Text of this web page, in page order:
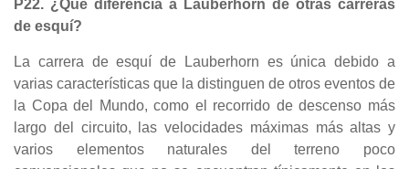
P22. ¿Qué diferencia a Lauberhorn de otras carreras
de esquí?
La carrera de esquí de Lauberhorn es única debido a
varias características que la distinguen de otros eventos de
la Copa del Mundo, como el recorrido de descenso más
largo del circuito, las velocidades máximas más altas y
varios elementos naturales del terreno poco